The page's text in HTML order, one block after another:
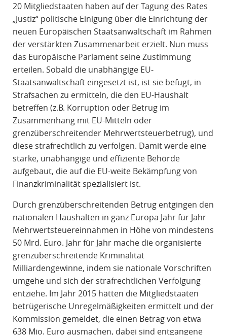
20 Mitgliedstaaten haben auf der Tagung des Rates
„Justiz“ politische Einigung über die Einrichtung der
neuen Europäischen Staatsanwaltschaft im Rahmen
der verstärkten Zusammenarbeit erzielt. Nun muss
das Europäische Parlament seine Zustimmung
erteilen. Sobald die unabhängige EU-
Staatsanwaltschaft eingesetzt ist, ist sie befugt, in
Strafsachen zu ermitteln, die den EU-Haushalt
betreffen (z.B. Korruption oder Betrug im
Zusammenhang mit EU-Mitteln oder
grenzüberschreitender Mehrwertsteuerbetrug), und
diese strafrechtlich zu verfolgen. Damit werde eine
starke, unabhängige und effiziente Behörde
aufgebaut, die auf die EU-weite Bekämpfung von
Finanzkriminalität spezialisiert ist.
Durch grenzüberschreitenden Betrug entgingen den
nationalen Haushalten in ganz Europa Jahr für Jahr
Mehrwertsteuereinnahmen in Höhe von mindestens
50 Mrd. Euro. Jahr für Jahr mache die organisierte
grenzüberschreitende Kriminalität
Milliardengewinne, indem sie nationale Vorschriften
umgehe und sich der strafrechtlichen Verfolgung
entziehe. Im Jahr 2015 hätten die Mitgliedstaaten
betrügerische Unregelmäßigkeiten ermittelt und der
Kommission gemeldet, die einen Betrag von etwa
638 Mio. Euro ausmachen, dabei sind entgangene